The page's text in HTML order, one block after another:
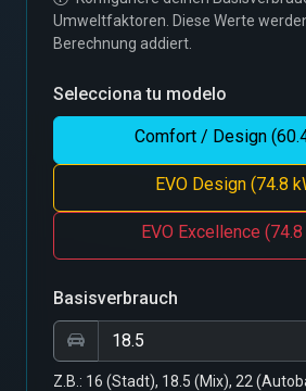
Umweltfaktoren. Diese Werte
Berechnung addiert.
Selecciona tu modelo
Comfort / Design
EVO Design (74.8
EVO Excellence
Basisverbrauch
Z.B.: 16 (Stadt), 18.5 (Mix), 22